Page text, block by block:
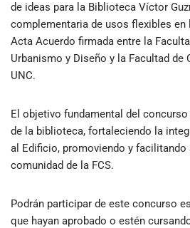
de ideas para la Biblioteca Víctor
complementaria de usos flexibles en
Acta Acuerdo firmada entre la
Urbanismo y Diseño y la Facultad de
UNC.
El objetivo fundamental del
de la biblioteca, fortaleciendo la
al Edificio, promoviendo y facilitando
comunidad de la FCS.
Podrán participar de este concurso
que hayan aprobado o estén